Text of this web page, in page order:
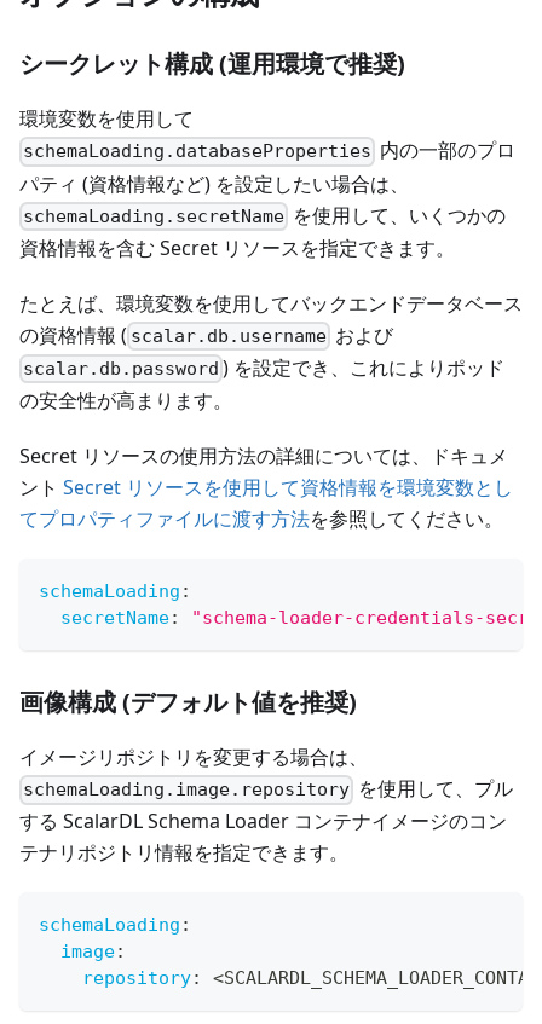
シークレット構成 (運用環境で推奨)
環境変数を使用して
schemaLoading.databaseProperties 内の一部のプロ
パティ (資格情報など) を設定したい場合は、
schemaLoading.secretName を使用して、いくつかの
資格情報を含む Secret リソースを指定できます。
たとえば、環境変数を使用してバックエンドデータベース
の資格情報 ( scalar.db.username および
scalar.db.password ) を設定でき、これによりポッド
の安全性が高まります。
Secret リソースの使用方法の詳細については、ドキュメ
ント Secret リソースを使用して資格情報を環境変数とし
てプロパティファイルに渡す方法を参照してください。
schemaLoading :
secretName: "schema-loader-credentials-
画像構成 (デフォルト値を推奨)
イメージリポジトリを変更する場合は、
schemaLoading.image.repository を使用して、プル
する ScalarDL Schema Loader コンテナイメージのコン
テナリポジトリ情報を指定できます。
schemaLoading :
image:
repository: